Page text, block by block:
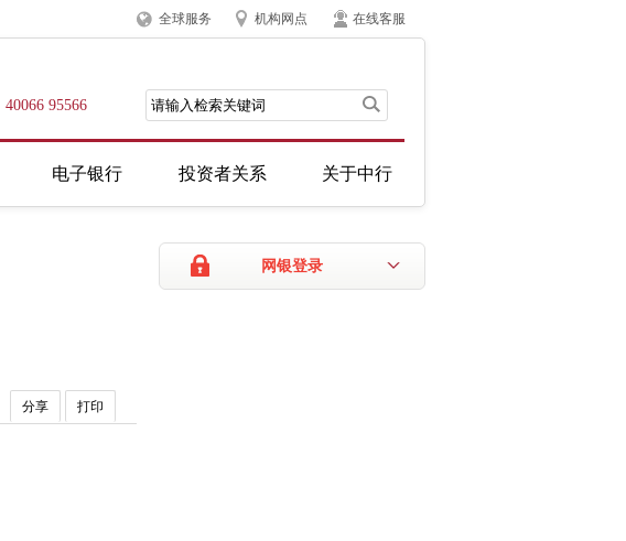
全球服务 机构网点 在线客服
40066 95566
电子银行 投资者关系 关于中行
网银登录
分享 打印